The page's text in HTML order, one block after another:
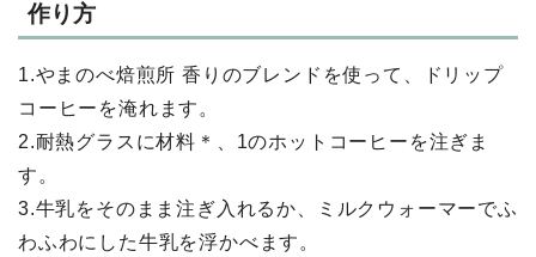
作り方
1.やまのべ焙煎所 香りのブレンドを使って、ドリップ
コーヒーを淹れます。
2.耐熱グラスに材料＊、1のホットコーヒーを注ぎま
す。
3.牛乳をそのまま注ぎ入れるか、ミルクウォーマーでふ
わふわにした牛乳を浮かべます。